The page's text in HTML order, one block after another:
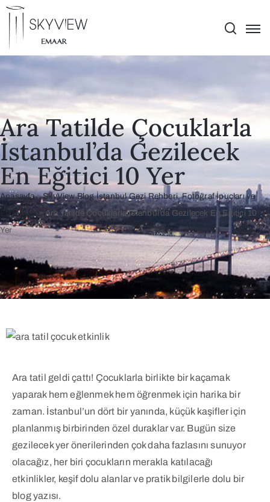
Ara Tatilde Çocuklarla
İstanbul’da Gezilecek
En Eğitici 10 Yer
Anasayfa»SkyView Blog İstanbul Gezi Rehberi, Fotoğraf İpuçları ve
Etkinlikler» Ara Tatilde Çocuklarla İstanbul’da Gezilecek En Eğitici 10
Yer
Ara tatil geldi çattı! Çocuklarla birlikte bir kaçamak
yaparak hem eğlenmek hem öğrenmek için harika bir
zaman. İstanbul’un dört bir yanında, küçük kaşifler için
planlanmış birbirinden özel duraklar var. Bugün size
gezilecek yer önerilerinden çok daha fazlasını sunuyor
olacağız, her biri çocukların merakla katılacağı
etkinlikler, keşif dolu alanlar ve pratik bilgilerle dolu bir
blog yazısı.